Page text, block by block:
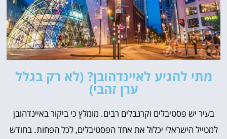
מתי להגיע לאיינדהובן? (לא רק בגלל
ערן זהבי)
בעיר יש פסטיבלים וקרנבלים רבים. מומלץ כי ביקור באיינדהובן
למטייל הישראלי יכלול את אחד הפסטיבלים, לכל הפחות. בחודש